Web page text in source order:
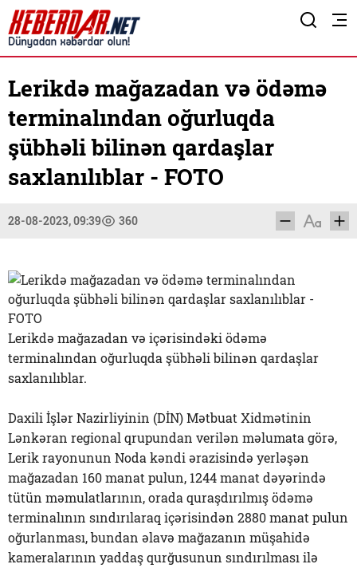
Lerikdə mağazadan və ödəmə
terminalından oğurluqda
şübhəli bilinən qardaşlar
saxlanılıblar - FOTO
28-08-2023, 09:39 360
Lerikdə mağazadan və içərisindəki ödəmə
terminalından oğurluqda şübhəli bilinən qardaşlar
saxlanılıblar.
Daxili İşlər Nazirliyinin (DİN) Mətbuat Xidmətinin
Lənkəran regional qrupundan verilən məlumata görə,
Lerik rayonunun Noda kəndi ərazisində yerləşən
mağazadan 160 manat pulun, 1244 manat dəyərində
tütün məmulatlarının, orada quraşdırılmış ödəmə
terminalının sındırılaraq içərisindən 2880 manat pulun
oğurlanması, bundan əlavə mağazanın müşahidə
kameralarının yaddaş qurğusunun sındırılması ilə